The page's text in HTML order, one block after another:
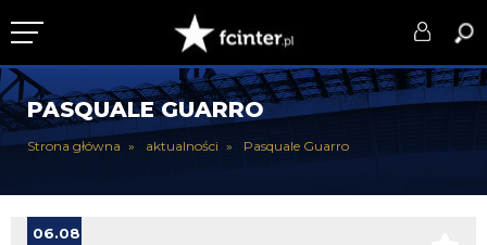
KLUB
DRUŻYNA
PUCHARY
PASQUALE GUARRO
Strona główna aktualności Pasquale Guarro
06.08